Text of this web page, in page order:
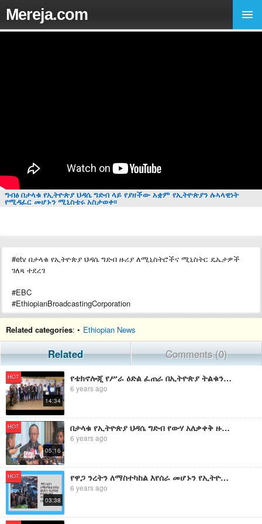
Mereja.com
ግብፅ በታላቁ የኢትዮጵያ ህዳሴ ግድብ ላይ የያዘችው አቋም የኢትዮጵያን ሉኣላዊነት
የሚዳፈር መሆኑን ሚኒስቴሩ አስታወቀ፡፡
#etv በታላቁ የኢትዮጵያ ህዳሴ ግድብ ዙሪያ ለሚኒስትሮችና ሚኒስትር ዴኤታዎች
ገለጻ ተደረገ
#EBC
#EthiopianBroadcastingCorporation
Related categories: • Ethiopian News
Related Comments (0)
HOT
14:34
የቴክኖሎጂ የሥራ ዕድል ፈጠራ በኢትዮጵያ ትልቁን ድርሻ እንዲይዝ እየተሰራ መሆኑን ሚኒስቴሩ አስታወቀ፡፡
6 years ago
HOT
05:16
በታላቁ የኢትዮጵያ ህዳሴ ግድብ የውሃ አለቃቀቅ ዙሪያ ግብፅ ያስቀመጠችው መደራደሪያ የኢትዮጵያን መብት የሚጋፋ እንደሆነ ተገለፀ፡፡
6 years ago
HOT
03:38
የዋጋ ንረትን ለማስተካከል እየሰራ መሆኑን የኢትዮጵያ የንግድና ዘርፍ ማህበራት ምክር ቤት አስታወቀ
6 years ago